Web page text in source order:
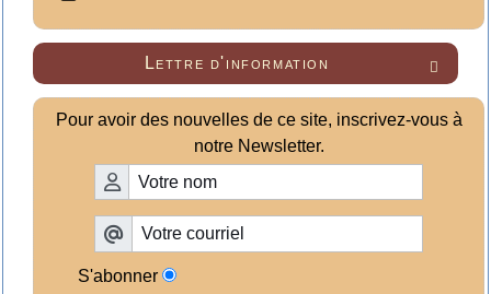

Lettre d'information
Pour avoir des nouvelles de ce site, inscrivez-vous à
notre Newsletter.
S'abonner